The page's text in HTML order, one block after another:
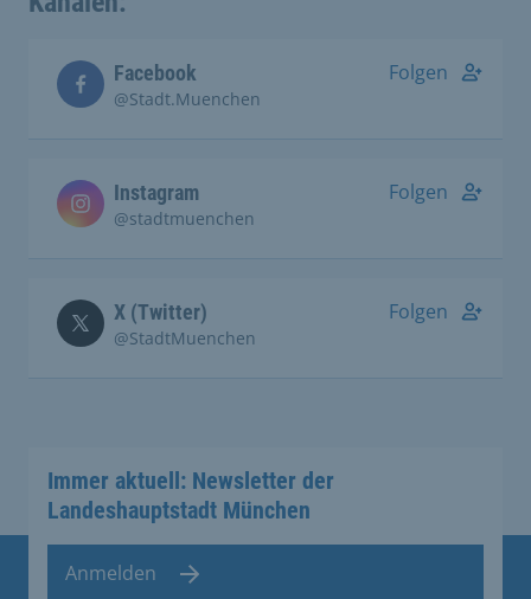
Facebook
@Stadt.Muenchen
Folgen
Instagram
@stadtmuenchen
Folgen
X (Twitter)
@StadtMuenchen
Folgen
Immer aktuell: Newsletter der
Landeshauptstadt München
Anmelden